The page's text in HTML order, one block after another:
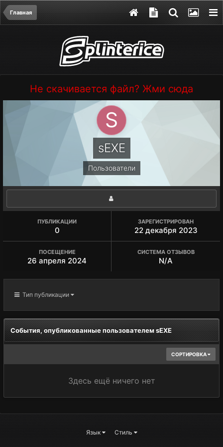
Главная
Не скачивается файл? Жми сюда
sEXE
Пользователи
ПУБЛИКАЦИИ
0
ЗАРЕГИСТРИРОВАН
22 декабря 2023
ПОСЕЩЕНИЕ
26 апреля 2024
СИСТЕМА ОТЗЫВОВ
N/A
Тип публикации
События, опубликованные пользователем sEXE
СОРТИРОВКА
Здесь ещё ничего нет
Язык Стиль